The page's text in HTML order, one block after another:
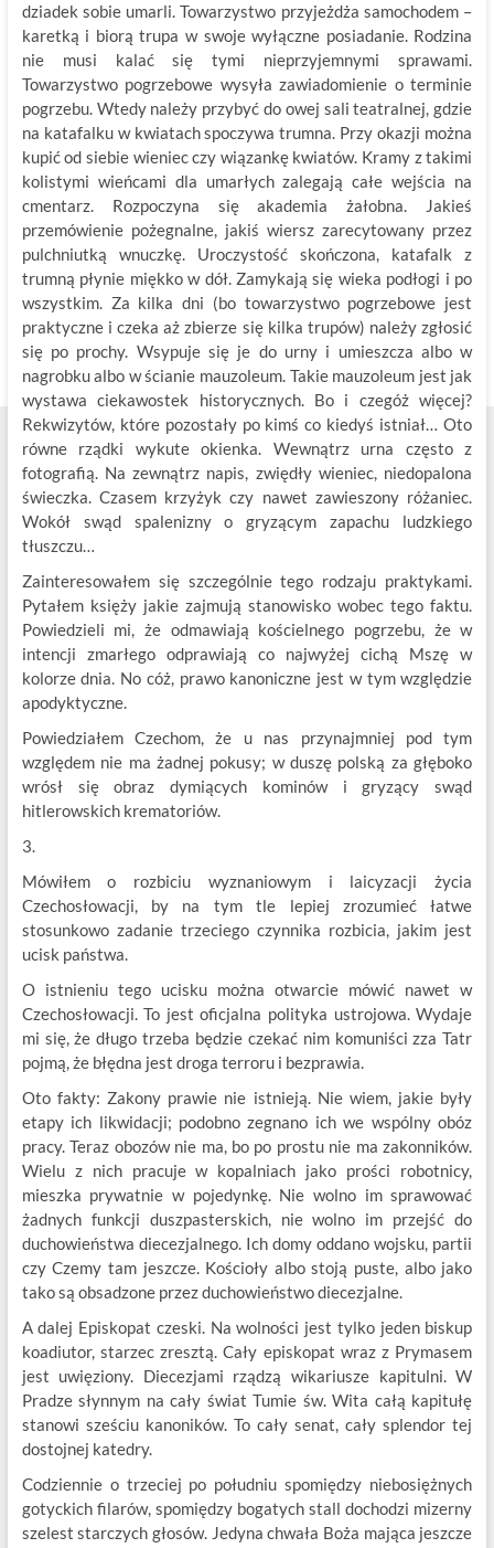
dziadek sobie umarli. Towarzystwo przyjeżdża samochodem –
karetką i biorą trupa w swoje wyłączne posiadanie. Rodzina
nie musi kalać się tymi nieprzyjemnymi sprawami.
Towarzystwo pogrzebowe wysyła zawiadomienie o terminie
pogrzebu. Wtedy należy przybyć do owej sali teatralnej, gdzie
na katafalku w kwiatach spoczywa trumna. Przy okazji można
kupić od siebie wieniec czy wiązankę kwiatów. Kramy z takimi
kolistymi wieńcami dla umarłych zalegają całe wejścia na
cmentarz. Rozpoczyna się akademia żałobna. Jakieś
przemówienie pożegnalne, jakiś wiersz zarecytowany przez
pulchniutką wnuczkę. Uroczystość skończona, katafalk z
trumną płynie miękko w dół. Zamykają się wieka podłogi i po
wszystkim. Za kilka dni (bo towarzystwo pogrzebowe jest
praktyczne i czeka aż zbierze się kilka trupów) należy zgłosić
się po prochy. Wsypuje się je do urny i umieszcza albo w
nagrobku albo w ścianie mauzoleum. Takie mauzoleum jest jak
wystawa ciekawostek historycznych. Bo i czegóż więcej?
Rekwizytów, które pozostały po kimś co kiedyś istniał… Oto
równe rządki wykute okienka. Wewnątrz urna często z
fotografią. Na zewnątrz napis, zwiędły wieniec, niedopalona
świeczka. Czasem krzyżyk czy nawet zawieszony różaniec.
Wokół swąd spalenizny o gryzącym zapachu ludzkiego
tłuszczu…
Zainteresowałem się szczególnie tego rodzaju praktykami.
Pytałem księży jakie zajmują stanowisko wobec tego faktu.
Powiedzieli mi, że odmawiają kościelnego pogrzebu, że w
intencji zmarłego odprawiają co najwyżej cichą Mszę w
kolorze dnia. No cóż, prawo kanoniczne jest w tym względzie
apodyktyczne.
Powiedziałem Czechom, że u nas przynajmniej pod tym
względem nie ma żadnej pokusy; w duszę polską za głęboko
wrósł się obraz dymiących kominów i gryzący swąd
hitlerowskich krematoriów.
3.
Mówiłem o rozbiciu wyznaniowym i laicyzacji życia
Czechosłowacji, by na tym tle lepiej zrozumieć łatwe
stosunkowo zadanie trzeciego czynnika rozbicia, jakim jest
ucisk państwa.
O istnieniu tego ucisku można otwarcie mówić nawet w
Czechosłowacji. To jest oficjalna polityka ustrojowa. Wydaje
mi się, że długo trzeba będzie czekać nim komuniści zza Tatr
pojmą, że błędna jest droga terroru i bezprawia.
Oto fakty: Zakony prawie nie istnieją. Nie wiem, jakie były
etapy ich likwidacji; podobno zegnano ich we wspólny obóz
pracy. Teraz obozów nie ma, bo po prostu nie ma zakonników.
Wielu z nich pracuje w kopalniach jako prości robotnicy,
mieszka prywatnie w pojedynkę. Nie wolno im sprawować
żadnych funkcji duszpasterskich, nie wolno im przejść do
duchowieństwa diecezjalnego. Ich domy oddano wojsku, partii
czy Czemy tam jeszcze. Kościoły albo stoją puste, albo jako
tako są obsadzone przez duchowieństwo diecezjalne.
A dalej Episkopat czeski. Na wolności jest tylko jeden biskup
koadiutor, starzec zresztą. Cały episkopat wraz z Prymasem
jest uwięziony. Diecezjami rządzą wikariusze kapitulni. W
Pradze słynnym na cały świat Tumie św. Wita całą kapitułę
stanowi sześciu kanoników. To cały senat, cały splendor tej
dostojnej katedry.
Codziennie o trzeciej po południu spomiędzy niebosiężnych
gotyckich filarów, spomiędzy bogatych stall dochodzi mizerny
szelest starczych głosów. Jedyna chwała Boża mająca jeszcze